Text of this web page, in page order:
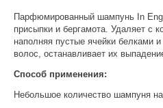
Парфюмированный шампунь In
присыпки и бергамота. Удаляет с
наполняя пустые ячейки белками
волос, останавливает их
Способ применения:
Небольшое количество шампуня